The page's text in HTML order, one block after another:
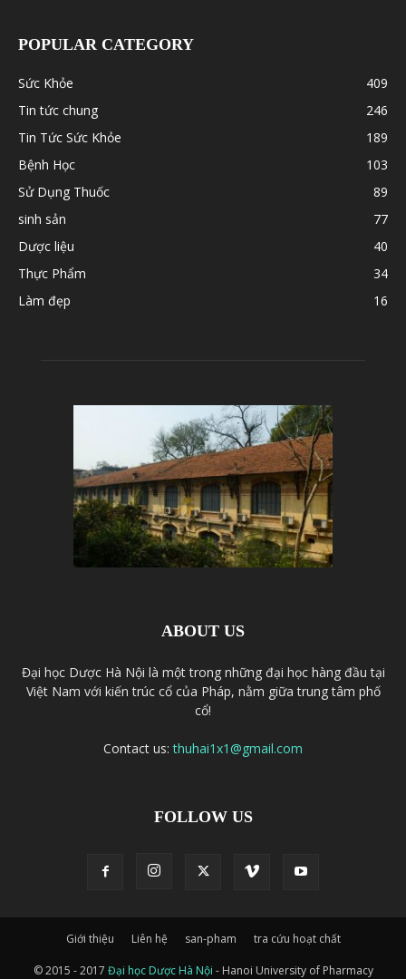
POPULAR CATEGORY
Sức Khỏe
409
Tin tức chung
246
Tin Tức Sức Khỏe
189
Bệnh Học
103
Sử Dụng Thuốc
89
sinh sản
77
Dược liệu
40
Thực Phẩm
34
Làm đẹp
16
ABOUT US
Đại học Dược Hà Nội là một trong những đại học hàng đầu tại
Việt Nam với kiến trúc cổ của Pháp, nằm giữa trung tâm phố
cổ!
Contact us:thuhai1x1@gmail.com
FOLLOW US
Giới thiệu Liên hệ san-pham tra cứu hoạt chất
© 2015 - 2017 Đại học Dược Hà Nội - Hanoi University of Pharmacy